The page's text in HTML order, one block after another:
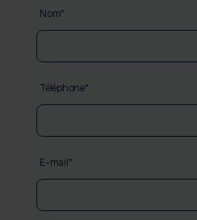
Nom*
Téléphone*
E-mail*